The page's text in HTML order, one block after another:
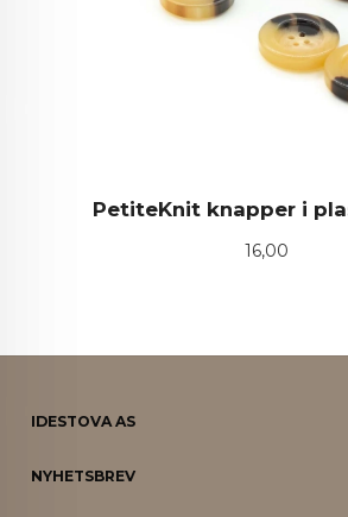
PetiteKnit knapper i
Pris
16,00
IDESTOVA AS
NYHETSBREV